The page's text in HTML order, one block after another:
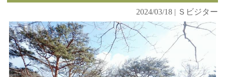
2024/03/18 | Ｓビジター